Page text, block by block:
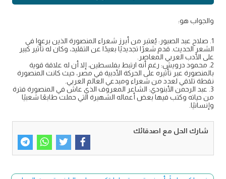
والجواب هو:
1. صلاح عبد الصبور: يُعتبر من أبرز شعراء المنصورة الذين برعوا في
الشعر الحديث. قدم شعرًا تجديديًا بعيدًا عن التقليد، وكان له تأثير كبير
على الأدب العربي المعاصر.
2. محمود درويش: رغم أنه ارتبط بفلسطين، إلا أن له علاقة قوية
بالمنصورة عبر تأثيره على الحركة الأدبية في مصر، حيث كانت المنصورة
نقطة تلاقي لعدد من شعراء ومبدعي العالم العربي.
3. عبد الرحمن الأبنودي: الشاعر المعروف الذي عاش في المنصورة فترة
من حياته وكتب فيها بعض أعماله الشهيرة التي حملت طابعًا شعبيًا
وإنسانيًا.
شارك الحل مع اصدقائك